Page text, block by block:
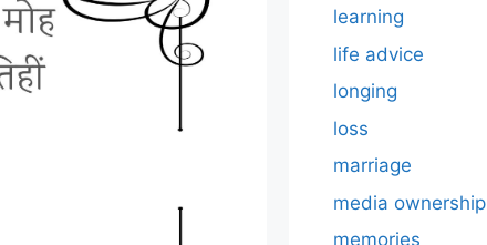
learning
life advice
longing
loss
marriage
media ownership
memories